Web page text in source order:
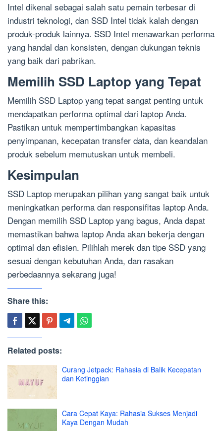
Intel dikenal sebagai salah satu pemain terbesar di
industri teknologi, dan SSD Intel tidak kalah dengan
produk-produk lainnya. SSD Intel menawarkan performa
yang handal dan konsisten, dengan dukungan teknis
yang baik dari pabrikan.
Memilih SSD Laptop yang Tepat
Memilih SSD Laptop yang tepat sangat penting untuk
mendapatkan performa optimal dari laptop Anda.
Pastikan untuk mempertimbangkan kapasitas
penyimpanan, kecepatan transfer data, dan keandalan
produk sebelum memutuskan untuk membeli.
Kesimpulan
SSD Laptop merupakan pilihan yang sangat baik untuk
meningkatkan performa dan responsifitas laptop Anda.
Dengan memilih SSD Laptop yang bagus, Anda dapat
memastikan bahwa laptop Anda akan bekerja dengan
optimal dan efisien. Pilihlah merek dan tipe SSD yang
sesuai dengan kebutuhan Anda, dan rasakan
perbedaannya sekarang juga!
Share this:
Related posts:
Curang Jetpack: Rahasia di Balik Kecepatan
dan Ketinggian
Cara Cepat Kaya: Rahasia Sukses Menjadi
Kaya Dengan Mudah